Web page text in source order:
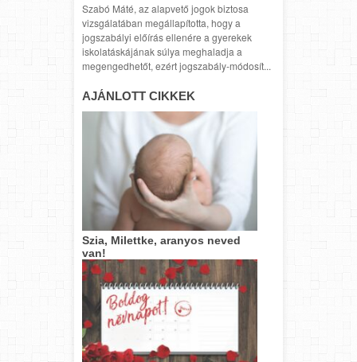
Szabó Máté, az alapvető jogok biztosa
vizsgálatában megállapította, hogy a
jogszabályi előírás ellenére a gyerekek
iskolatáskájának súlya meghaladja a
megengedhetőt, ezért jogszabály-módosít...
AJÁNLOTT CIKKEK
Szia, Milettke, aranyos neved
van!